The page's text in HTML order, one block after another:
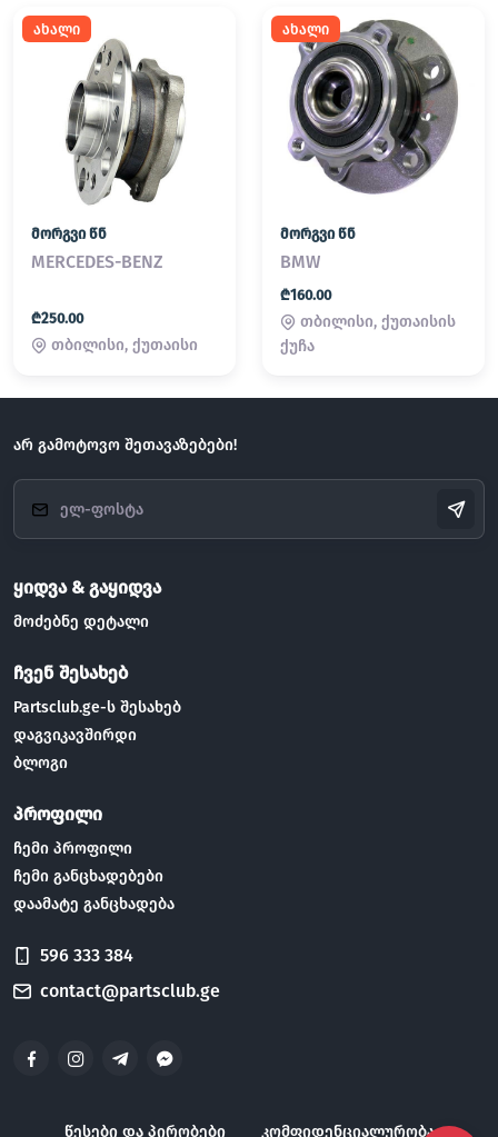
ახალი
მორგვი წნ
MERCEDES-BENZ
₾250.00
თბილისი, ქუთაისი
ახალი
მორგვი წნ
BMW
₾160.00
თბილისი, ქუთაისის
ქუჩა
არ გამოტოვო შეთავაზებები!
ყიდვა & გაყიდვა
მოძებნე დეტალი
ჩვენ შესახებ
Partsclub.ge-ს შესახებ
დაგვიკავშირდი
ბლოგი
პროფილი
ჩემი პროფილი
ჩემი განცხადებები
დაამატე განცხადება
596 333 384
contact@partsclub.ge
წესები და პირობები კომფიდენციალურობა